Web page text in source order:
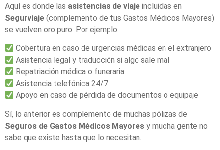
Aquí es donde las asistencias de viaje incluidas en
Segurviaje (complemento de tus Gastos Médicos Mayores)
se vuelven oro puro. Por ejemplo:
Cobertura en caso de urgencias médicas en el extranjero
Asistencia legal y traducción si algo sale mal
Repatriación médica o funeraria
Asistencia telefónica 24/7
Apoyo en caso de pérdida de documentos o equipaje
Sí, lo anterior es complemento de muchas pólizas de
Seguros de Gastos Médicos Mayores y mucha gente no
sabe que existe hasta que lo necesitan.